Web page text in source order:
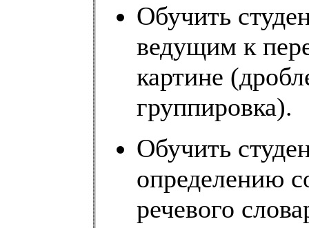
Обучить
ведущим к
картине
группировка).
Обучить
определению
речевого